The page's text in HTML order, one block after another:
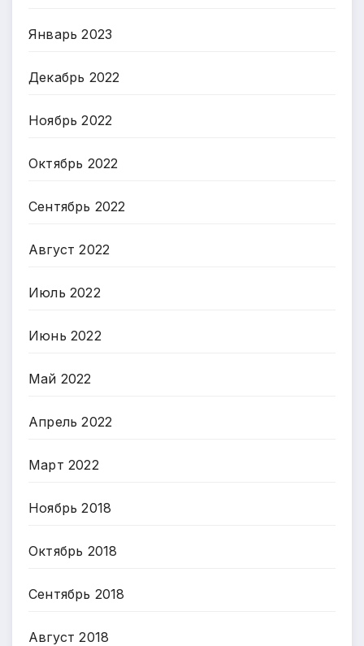
Январь 2023
Декабрь 2022
Ноябрь 2022
Октябрь 2022
Сентябрь 2022
Август 2022
Июль 2022
Июнь 2022
Май 2022
Апрель 2022
Март 2022
Ноябрь 2018
Октябрь 2018
Сентябрь 2018
Август 2018